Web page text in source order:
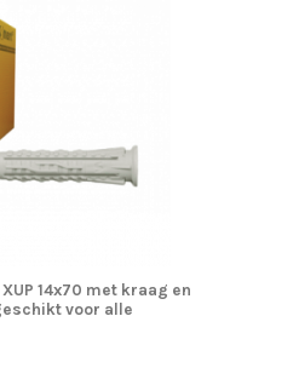
14x70 met kraag en
voor alle